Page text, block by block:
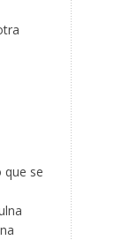
que se